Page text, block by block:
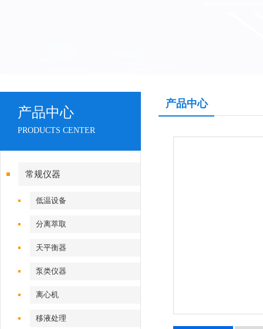
产品中心
PRODUCTS CENTER
常规仪器
低温设备
分离萃取
天平衡器
泵类仪器
离心机
移液处理
产品中心